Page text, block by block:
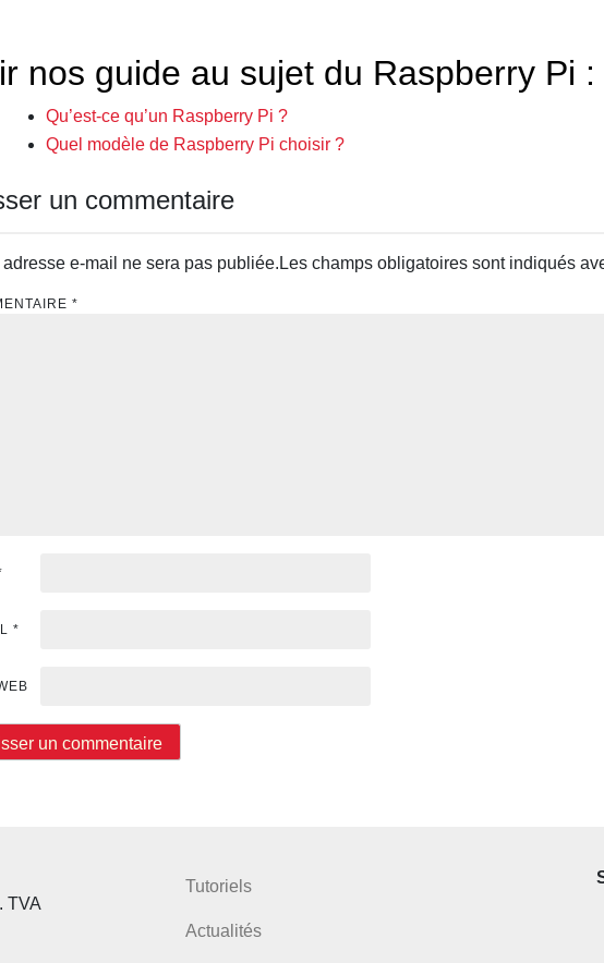
nos guide au sujet du Raspberry Pi :
Qu’est-ce qu’un Raspberry Pi ?
Quel modèle de Raspberry Pi choisir ?
un commentaire
adresse e-mail ne sera pas publiée. Les champs obligatoires sont indiqués
*
*
TVA
Tutoriels
Actualités